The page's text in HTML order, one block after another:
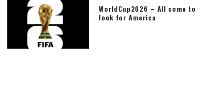
WorldCup2026 – All come to
look for America